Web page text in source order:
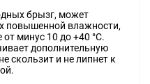
брызг, может
повышенной влажности,
минус 10 до +40 °C.
дополнительную
скользит и не липнет к